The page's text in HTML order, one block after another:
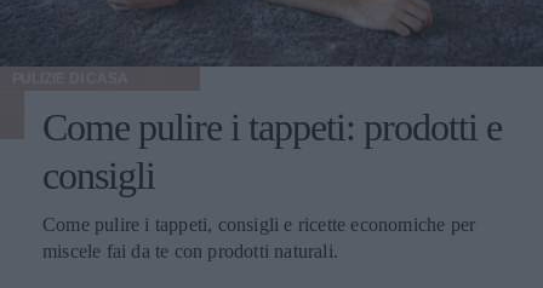
Come pulire i tappeti: prodotti e
consigli
Come pulire i tappeti, consigli e ricette economiche per
miscele fai da te con prodotti naturali.